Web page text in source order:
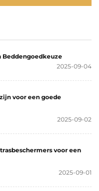
wasbaar
Beddengoedkeuze
2025-09-04
voor een goede
2025-09-02
voor een
2025-09-01